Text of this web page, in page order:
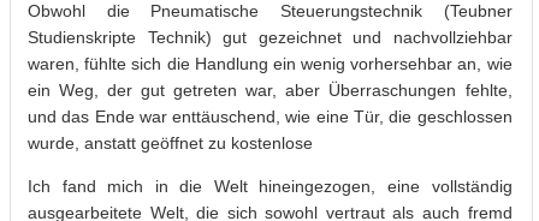
Obwohl die Pneumatische Steuerungstechnik (Teubner
Studienskripte Technik) gut gezeichnet und nachvollziehbar
waren, fühlte sich die Handlung ein wenig vorhersehbar an, wie
ein Weg, der gut getreten war, aber Überraschungen fehlte,
und das Ende war enttäuschend, wie eine Tür, die geschlossen
wurde, anstatt geöffnet zu kostenlose
Ich fand mich in die Welt hineingezogen, eine vollständig
ausgearbeitete Welt, die sich sowohl vertraut als auch fremd